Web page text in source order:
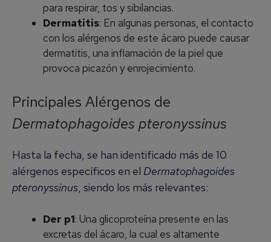
para respirar, tos y sibilancias.
Dermatitis: En algunas personas, el contacto
con los alérgenos de este ácaro puede causar
dermatitis, una inflamación de la piel que
provoca picazón y enrojecimiento.
Principales Alérgenos de
Dermatophagoides pteronyssinus
Hasta la fecha, se han identificado más de 10
alérgenos específicos en el Dermatophagoides
pteronyssinus, siendo los más relevantes:
Der p1: Una glicoproteína presente en las
excretas del ácaro, la cual es altamente